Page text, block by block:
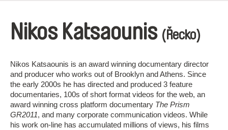
Nikos Katsaounis (Řecko)
Nikos Katsaounis is an award winning documentary director
and producer who works out of Brooklyn and Athens. Since
the early 2000s he has directed and produced 3 feature
documentaries, 100s of short format videos for the web, an
award winning cross platform documentary The Prism
GR2011, and many corporate communication videos. While
his work on-line has accumulated millions of views, his films